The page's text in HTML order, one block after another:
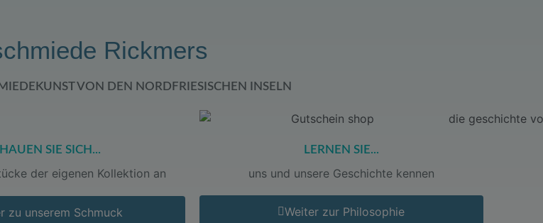
Rickmers
VON DEN NORDFRIESISCHEN INSELN
SIE SICH...
der eigenen Kollektion an
zu unserem Schmuck
LERNEN SIE...
uns und unsere Geschichte kennen
Weiter zur Philosophie